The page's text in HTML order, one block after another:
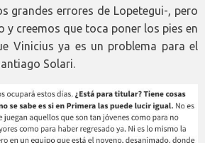
grandes errores de Lopetegui-, pero
y creemos que toca poner los pies en
Vinicius ya es un problema para el
Solari.